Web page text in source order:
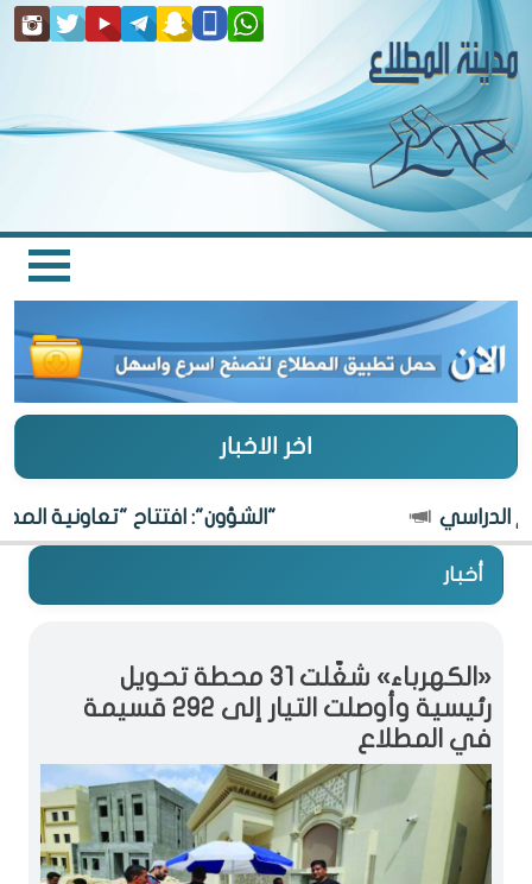
اخر الاخبار
"الشؤون": افتتاح "تعاونية المطلاع" 27
أخبار
«الكهرباء» شغّلت 31 محطة تحويل
رئيسية وأوصلت التيار إلى 292 قسيمة
في المطلاع